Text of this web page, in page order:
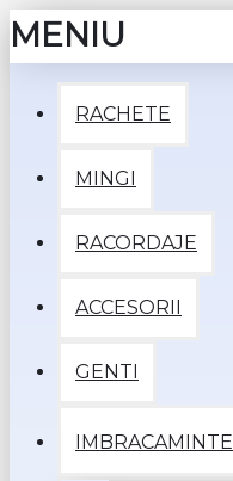
MENIU
RACHETE
MINGI
RACORDAJE
ACCESORII
GENTI
IMBRACAMINTE